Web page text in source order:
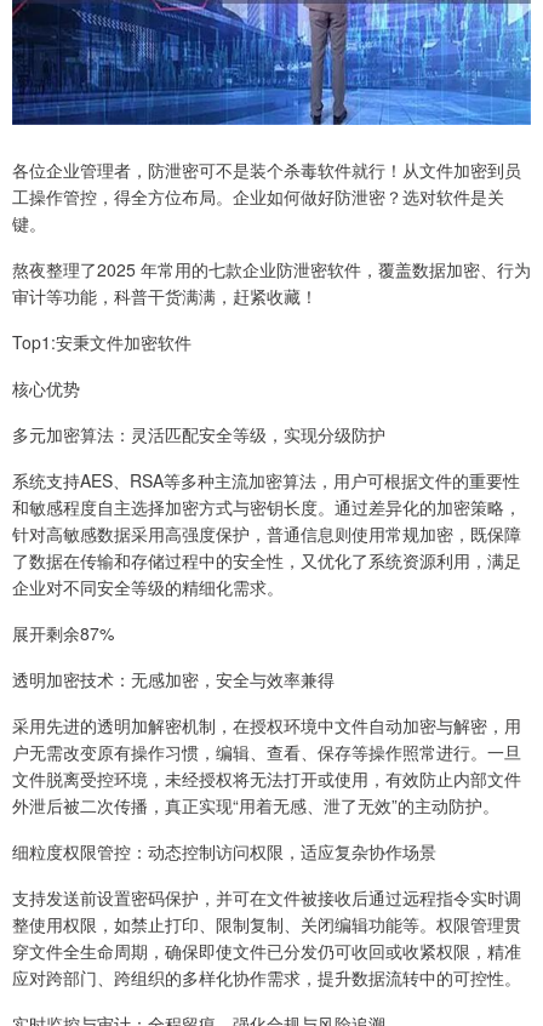
各位企业管理者，防泄密可不是装个杀毒软件就行！从文件加密到员
工操作管控，得全方位布局。企业如何做好防泄密？选对软件是关
键。
熬夜整理了2025 年常用的七款企业防泄密软件，覆盖数据加密、行为
审计等功能，科普干货满满，赶紧收藏！
Top1:安秉文件加密软件
核心优势
多元加密算法：灵活匹配安全等级，实现分级防护
系统支持AES、RSA等多种主流加密算法，用户可根据文件的重要性
和敏感程度自主选择加密方式与密钥长度。通过差异化的加密策略，
针对高敏感数据采用高强度保护，普通信息则使用常规加密，既保障
了数据在传输和存储过程中的安全性，又优化了系统资源利用，满足
企业对不同安全等级的精细化需求。
展开剩余87%
透明加密技术：无感加密，安全与效率兼得
采用先进的透明加解密机制，在授权环境中文件自动加密与解密，用
户无需改变原有操作习惯，编辑、查看、保存等操作照常进行。一旦
文件脱离受控环境，未经授权将无法打开或使用，有效防止内部文件
外泄后被二次传播，真正实现“用着无感、泄了无效”的主动防护。
细粒度权限管控：动态控制访问权限，适应复杂协作场景
支持发送前设置密码保护，并可在文件被接收后通过远程指令实时调
整使用权限，如禁止打印、限制复制、关闭编辑功能等。权限管理贯
穿文件全生命周期，确保即使文件已分发仍可收回或收紧权限，精准
应对跨部门、跨组织的多样化协作需求，提升数据流转中的可控性。